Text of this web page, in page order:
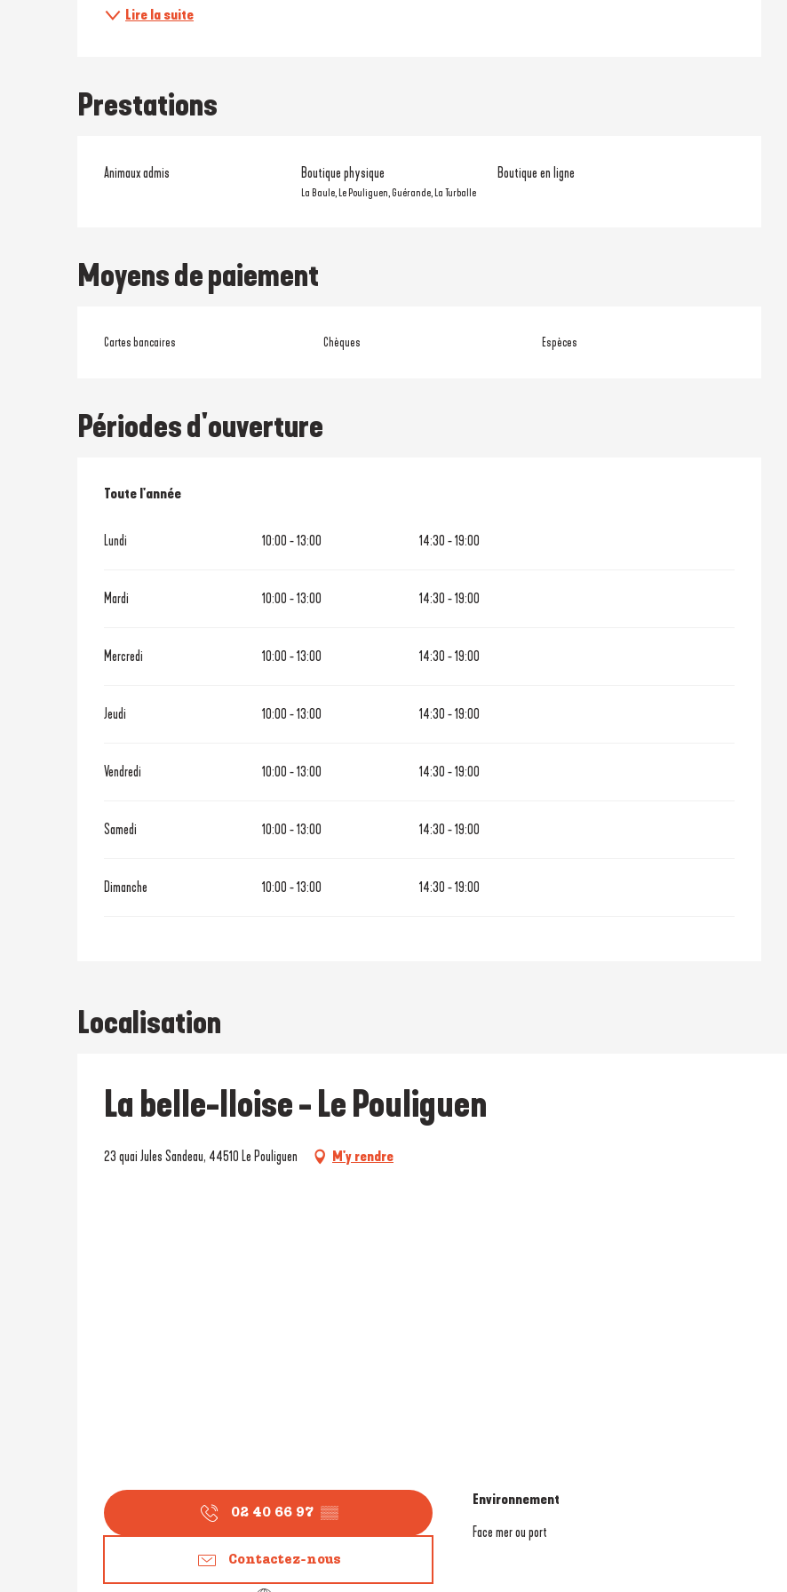
Lire la suite
Prestations
Animaux admis Boutique physique
La Baule, Le Pouliguen, Guérande, La Turballe
Boutique en ligne
Moyens de paiement
Cartes bancaires Chèques Espèces
Périodes d'ouverture
Toute l'année
Toute l'année
Lundi 10:00 - 13:00 14:30 - 19:00
Mardi 10:00 - 13:00 14:30 - 19:00
Mercredi 10:00 - 13:00 14:30 - 19:00
Jeudi 10:00 - 13:00 14:30 - 19:00
Vendredi 10:00 - 13:00 14:30 - 19:00
Samedi 10:00 - 13:00 14:30 - 19:00
Dimanche 10:00 - 13:00 14:30 - 19:00
Localisation
La belle-Iloise - Le Pouliguen
23 quai Jules Sandeau, 44510 Le Pouliguen M'y rendre
02 40 66 97 ▒▒
Contactez-nous
Environnement
Environnement
Face mer ou port